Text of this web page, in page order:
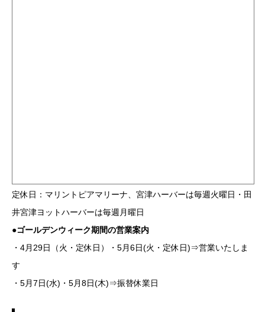
定休日：マリントピアマリーナ、宮津ハーバーは毎週火曜日・田
井宮津ヨットハーバーは毎週月曜日
●ゴールデンウィーク期間の営業案内
・4月29日（火・定休日）・5月6日(火・定休日)⇒営業いたしま
す
・5月7日(水)・5月8日(木)⇒振替休業日